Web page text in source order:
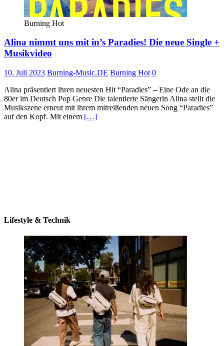
Burning Hot
Alina nimmt uns mit in’s Paradies! Die neue Single +
Musikvideo
10. Juli 2023 Burning-Music.DE Burning Hot 0
Alina präsentiert ihren neuesten Hit “Paradies” – Eine Ode an die
80er im Deutsch Pop Genre Die talentierte Sängerin Alina stellt die
Musikszene erneut mit ihrem mitreißenden neuen Song “Paradies”
auf den Kopf. Mit einem […]
Lifestyle & Technik